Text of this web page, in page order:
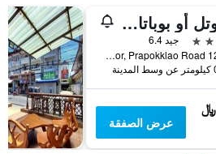
هوتل أو بوباتارا تشيانغماي
جيد 6.4
12/1 Soi 4 Kor, Prapokklao Road, شيانج ماي, تايلاند
عرض الصفقة